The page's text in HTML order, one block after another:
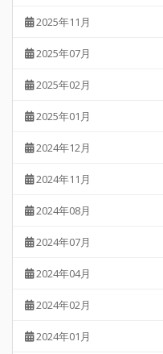
2025年11月
2025年07月
2025年02月
2025年01月
2024年12月
2024年11月
2024年08月
2024年07月
2024年04月
2024年02月
2024年01月